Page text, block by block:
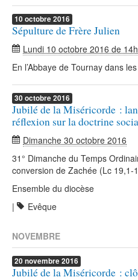
10 octobre2016
Sépulture de Frère Julien
Lundi 10 octobre 2016 de
En l’Abbaye de Tournay dans
30 octobre2016
Jubilé de la Miséricorde :
réflexion sur la doctrine
Dimanche 30 octobre 2016
31° Dimanche du Temps
conversion de Zachée (Lc 19,1-
Ensemble du diocèse
|
Evêque
NOVEMBRE
20 novembre2016
Jubilé de la Miséricorde :